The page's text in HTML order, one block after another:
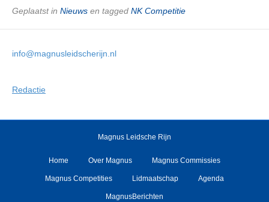
Geplaatst in Nieuws en tagged NK Competitie
info@magnusleidscherijn.nl
Redactie
Magnus Leidsche Rijn
Home Over Magnus Magnus Commissies
Magnus Competities Lidmaatschap Agenda
MagnusBerichten